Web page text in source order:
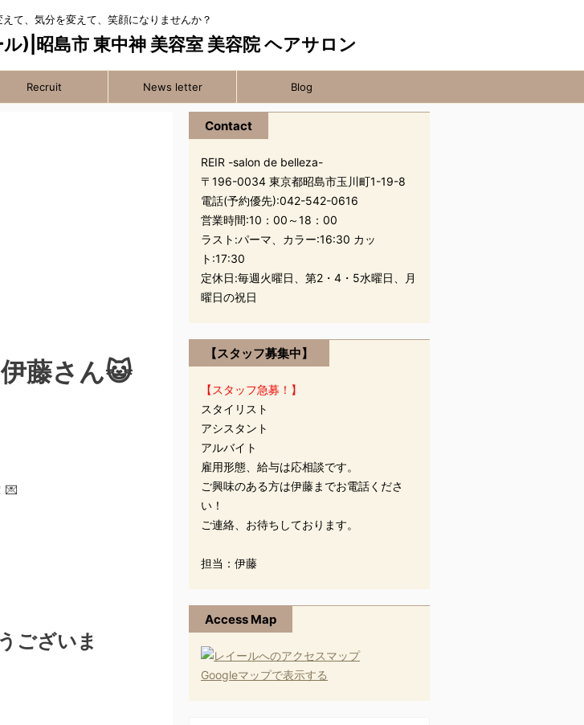
て、気分を変えて、笑顔になりませんか？
Recruit News letter Blog
藤さん😺
💌
ございま
Contact
REIR -salon de belleza-
〒196-0034 東京都昭島市玉川町1-19-8
電話(予約優先):042-542-0616
営業時間:10：00～18：00
ラスト:パーマ、カラー:16:30 カッ
ト:17:30
定休日:毎週火曜日、第2・4・5水曜日、月
曜日の祝日
【スタッフ募集中】
【スタッフ急募！】
スタイリスト
アシスタント
アルバイト
雇用形態、給与は応相談です。
ご興味のある方は伊藤までお電話くださ
い！
ご連絡、お待ちしております。
担当：伊藤
Access Map
Googleマップで表示する